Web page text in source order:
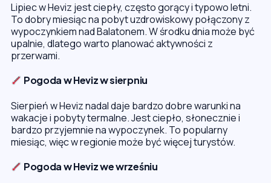
Lipiec w Heviz jest ciepły, często gorący i typowo letni.
To dobry miesiąc na pobyt uzdrowiskowy połączony z
wypoczynkiem nad Balatonem. W środku dnia może być
upalnie, dlatego warto planować aktywności z
przerwami.
Pogoda w Heviz w sierpniu
Sierpień w Heviz nadal daje bardzo dobre warunki na
wakacje i pobyty termalne. Jest ciepło, słonecznie i
bardzo przyjemnie na wypoczynek. To popularny
miesiąc, więc w regionie może być więcej turystów.
Pogoda w Heviz we wrześniu